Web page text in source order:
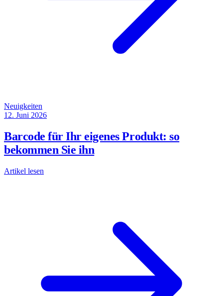
Neuigkeiten
12. Juni 2026
Barcode für Ihr eigenes Produkt: so
bekommen Sie ihn
Artikel lesen